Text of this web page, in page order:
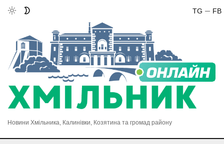
FB
TG
Новини Хмільника, Калинівки, Козятина та громад району